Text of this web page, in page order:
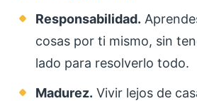
Responsabilidad.
cosas por ti mismo, sin
lado para resolverlo todo.
Madurez. Vivir lejos de